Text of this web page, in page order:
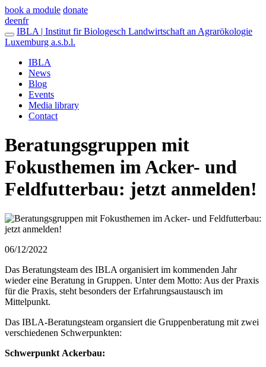
book a module donate
deenfr
IBLA | Institut fir Biologesch Landwirtschaft an Agrarökologie
Luxemburg a.s.b.l.
IBLA
News
Blog
Events
Media library
Contact
Beratungsgruppen mit
Fokusthemen im Acker- und
Feldfutterbau: jetzt anmelden!
06/12/2022
Das Beratungsteam des IBLA organisiert im kommenden Jahr
wieder eine Beratung in Gruppen. Unter dem Motto: Aus der Praxis
für die Praxis, steht besonders der Erfahrungsaustausch im
Mittelpunkt.
Das IBLA-Beratungsteam organsiert die Gruppenberatung mit zwei
verschiedenen Schwerpunkten:
Schwerpunkt Ackerbau: